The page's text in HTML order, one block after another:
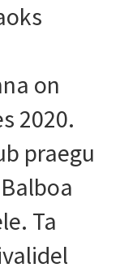
on
2020.
praegu
Ta